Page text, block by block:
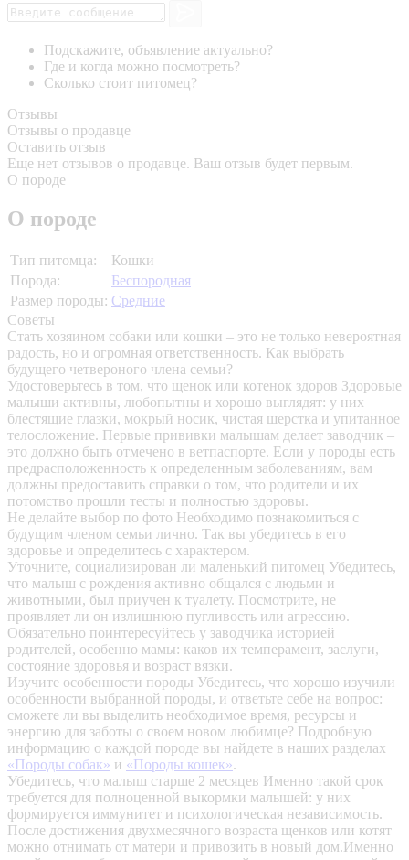
Подскажите, объявление актуально?
Где и когда можно посмотреть?
Сколько стоит питомец?
Отзывы
Отзывы о продавце
Оставить отзыв
Еще нет отзывов о продавце. Ваш отзыв будет первым.
О породе
О породе
Тип питомца:
Кошки
Порода:
Беспородная
Размер породы: Средние
Советы
Стать хозяином собаки или кошки – это не только невероятная
радость, но и огромная ответственность. Как выбрать
будущего четвероного члена семьи?
Удостоверьтесь в том, что щенок или котенок здоров Здоровые
малыши активны, любопытны и хорошо выглядят: у них
блестящие глазки, мокрый носик, чистая шерстка и упитанное
телосложение. Первые прививки малышам делает заводчик –
это должно быть отмечено в ветпаспорте. Если у породы есть
предрасположенность к определенным заболеваниям, вам
должны предоставить справки о том, что родители и их
потомство прошли тесты и полностью здоровы.
Не делайте выбор по фото Необходимо познакомиться с
будущим членом семьи лично. Так вы убедитесь в его
здоровье и определитесь с характером.
Уточните, социализирован ли маленький питомец Убедитесь,
что малыш с рождения активно общался с людьми и
животными, был приучен к туалету. Посмотрите, не
проявляет ли он излишнюю пугливость или агрессию.
Обязательно поинтересуйтесь у заводчика историей
родителей, особенно мамы: каков их темперамент, заслуги,
состояние здоровья и возраст вязки.
Изучите особенности породы Убедитесь, что хорошо изучили
особенности выбранной породы, и ответьте себе на вопрос:
сможете ли вы выделить необходимое время, ресурсы и
энергию для заботы о своем новом любимце? Подробную
информацию о каждой породе вы найдете в наших разделах
«Породы собак» и «Породы кошек».
Убедитесь, что малыш старше 2 месяцев Именно такой срок
требуется для полноценной выкормки малышей: у них
формируется иммунитет и психологическая независимость.
После достижения двухмесячного возраста щенков или котят
можно отнимать от матери и привозить в новый дом.Именно